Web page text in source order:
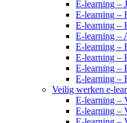
E-learning –
E-learning –
E-learning –
E-learning –
E-learning –
E-learning –
E-learning –
E-learning –
Veilig werken e-
E-learning –
E-learning –